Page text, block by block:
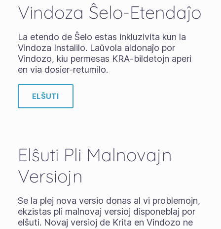
Vindoza Ŝelo-Etendaĵo
La etendo de Ŝelo estas inkluzivita kun la
Vindoza Instalilo. Laŭvola aldonaĵo por
Vindozo, kiu permesas KRA-bildetojn aperi
en via dosier-retumilo.
ELŜUTI
Elŝuti Pli Malnovajn
Versiojn
Se la plej nova versio donas al vi problemojn,
ekzistas pli malnovaj versioj disponeblaj por
elŝuti. Novaj versioj de Krita en Vindozo ne